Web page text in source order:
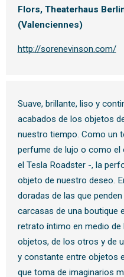
Flors, Theaterhaus
(Valenciennes)
http://sorenevinson.com/
Suave, brillante, liso y
acabados de los objetos
nuestro tiempo. Como un
perfume de lujo o como el
el Tesla Roadster -, la
objeto de nuestro deseo.
doradas de las que
carcasas de una boutique
retrato íntimo en medio
objetos, de los otros y de
y constante entre objetos
que toma de imaginarios